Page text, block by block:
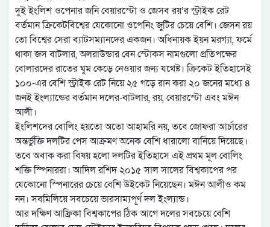
দুই ইংলিশ ওপেনার জনি বেয়ারস্টো ও জেসব রয়’র স্ট্রাইক রেট
বর্তমান ক্রিকেটবিশ্বের যেকোনো ওপেনিং জুটির চেয়ে বেশি। জেসন রয়
তো বিশ্বের সেরা ব্যাটসম্যানদের একজন। অধিনায়ক ইয়ন মরগ্যা, ফর্মে
থাকা জস বাটলার, অলরাউন্ডার বেন স্টোকস নামগুলো প্রতিপক্ষের
বোলারদের রাতের ঘুম কেড়ে নেওয়ার জন্য যথেষ্ট। ক্রিকেট ইতিহাসেই
১০০-এর বেশি স্ট্রাইক রেট নিয়ে ২৫ গড়ে রান করা ২০ জনের মধ্যে ৪
জনই ইংল্যান্ডের বর্তমান দলের-বাটলার, রয়, বেয়ারস্টো এবং মঈন
আলী।
ইংলিশদের বোলিং হয়তো অতো আহামরি নয়, তবে জোফরা আর্চারের
অন্তর্ভুক্তি দলটির পেস আক্রমণ অনেক বেশি ধারালো বানিয়ে দিয়েছে।
তবে অবাক করা বিষয় হলো দলটির ইতিহাসে এই প্রথম মূল বোলিং
শক্তি স্পিনাররা। আদিল রশিদ ২০১৫ সাল সালের বিশ্বকাপের পর
যেকোনো স্পিনারের চেয়ে বেশি উইকেট নিয়েছেন। মঈন আলীও কম
নন। সবমিলিয়ে সবচেয়ে ভারসাম্যপূর্ণ দল ইংল্যান্ড।
আর দক্ষিণ আফ্রিকা বিশ্বকাপের ঠিক আগে দলের সবচেয়ে বেশি